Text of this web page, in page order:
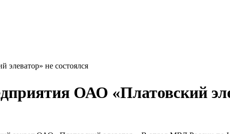
элеватор» не состоялся
ОАО «Платовский